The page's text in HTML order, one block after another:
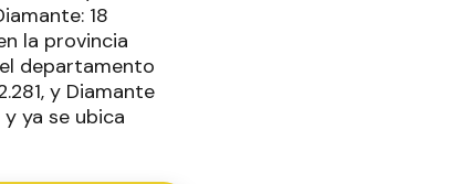
18
la provincia
departamento
y Diamante
ya se ubica